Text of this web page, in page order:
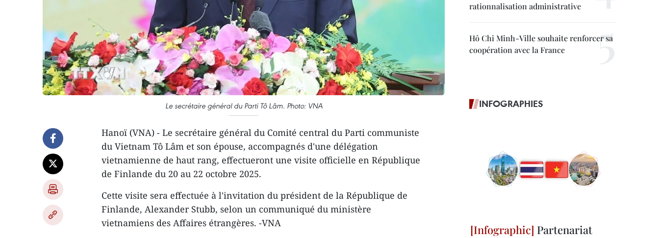
Le secrétaire général du Parti Tô Lâm. Photo: VNA
Hanoï (VNA) - Le secrétaire général du Comité central du Parti communiste
du Vietnam Tô Lâm et son épouse, accompagnés d'une délégation
vietnamienne de haut rang, effectueront une visite officielle en République
de Finlande du 20 au 22 octobre 2025.
Cette visite sera effectuée à l'invitation du président de la République de
Finlande, Alexander Stubb, selon un communiqué du ministère
vietnamiens des Affaires étrangères. -VNA
rationnalisation administrative
Hô Chi Minh-Ville souhaite renforcer sa
coopération avec la France
INFOGRAPHIES
Partenariat